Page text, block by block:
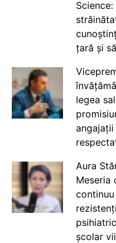
țară și
legea
Aura
Meseria
școlar